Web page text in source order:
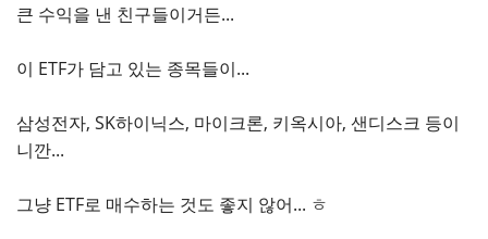
큰 수익을 낸 친구들이거든...
이 ETF가 담고 있는 종목들이...
삼성전자, SK하이닉스, 마이크론, 키옥시아, 샌디스크 등이
니깐...
그냥 ETF로 매수하는 것도 좋지 않어... ㅎ